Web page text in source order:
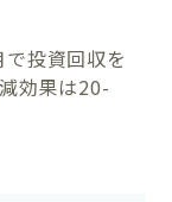
投資回収を
効果は20-